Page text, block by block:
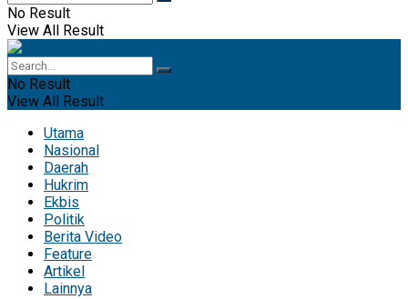
No Result
View All Result
No Result
View All Result
Utama
Nasional
Daerah
Hukrim
Ekbis
Politik
Berita Video
Feature
Artikel
Lainnya